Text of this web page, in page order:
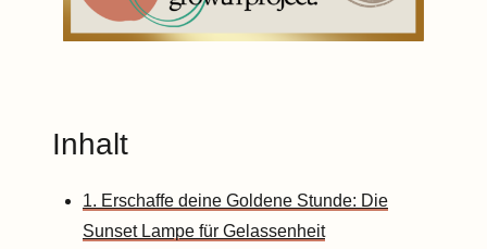
Inhalt
1. Erschaffe deine Goldene Stunde: Die
Sunset Lampe für Gelassenheit